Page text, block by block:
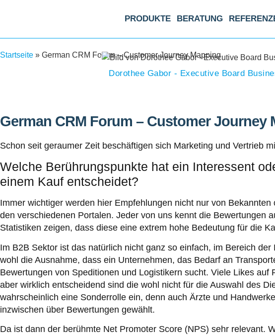
PRODUKTE BERATUNG
Startseite » German CRM Forum – Customer Journey Mapping
Dorothee Gabor - Executive Board
German CRM Forum – Customer Journey
Schon seit geraumer Zeit beschäftigen sich Marketing und Vertrieb
Welche Berührungspunkte hat ein Interessent
einem Kauf entscheidet?
Immer wichtiger werden hier Empfehlungen nicht nur von
den verschiedenen Portalen. Jeder von uns kennt die Bewertungen
Statistiken zeigen, dass diese eine extrem hohe Bedeutung für die
Im B2B Sektor ist das natürlich nicht ganz so einfach, im Bereich
wohl die Ausnahme, dass ein Unternehmen, das Bedarf an
Bewertungen von Speditionen und Logistikern sucht. Viele Likes auf
aber wirklich entscheidend sind die wohl nicht für die Auswahl des
wahrscheinlich eine Sonderrolle ein, denn auch Ärzte und
inzwischen über Bewertungen gewählt.
Da ist dann der berühmte Net Promoter Score (NPS) sehr relevant.